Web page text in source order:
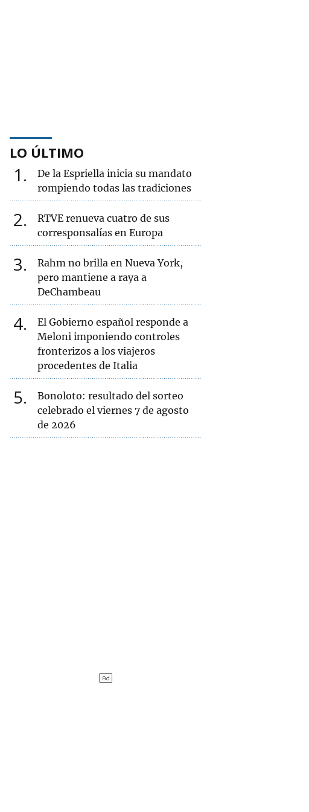
LO ÚLTIMO
1
De la Espriella inicia su mandato
rompiendo todas las tradiciones
2
RTVE renueva cuatro de sus
corresponsalías en Europa
3
Rahm no brilla en Nueva York,
pero mantiene a raya a
DeChambeau
4
El Gobierno español responde a
Meloni imponiendo controles
fronterizos a los viajeros
procedentes de Italia
5
Bonoloto: resultado del sorteo
celebrado el viernes 7 de agosto
de 2026